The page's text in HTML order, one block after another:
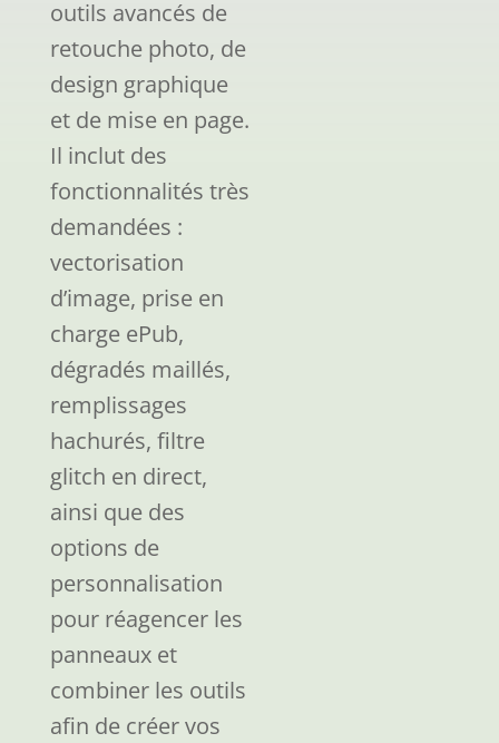
outils avancés de
retouche photo, de
design graphique
et de mise en page.
Il inclut des
fonctionnalités très
demandées :
vectorisation
d’image, prise en
charge ePub,
dégradés maillés,
remplissages
hachurés, filtre
glitch en direct,
ainsi que des
options de
personnalisation
pour réagencer les
panneaux et
combiner les outils
afin de créer vos